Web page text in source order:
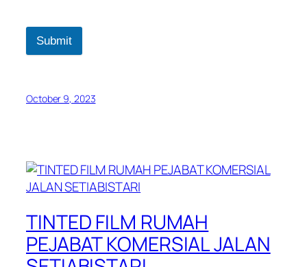
Submit
October 9, 2023
TINTED FILM RUMAH
PEJABAT KOMERSIAL JALAN